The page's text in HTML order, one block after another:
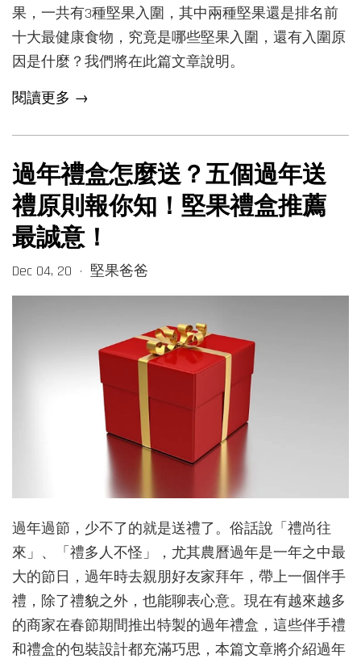
果，一共有3種堅果入圍，其中兩種堅果還是排名前
十大最健康食物，究竟是哪些堅果入圍，還有入圍原
因是什麼？我們將在此篇文章說明。
閱讀更多 →
過年禮盒怎麼送？五個過年送
禮原則報你知！堅果禮盒推薦
最誠意！
Dec 04, 20 • 堅果爸爸
過年過節，少不了的就是送禮了。俗話說「禮尚往
來」、「禮多人不怪」，尤其農曆過年是一年之中最
大的節日，過年時去親朋好友家拜年，帶上一個伴手
禮，除了禮貌之外，也能聊表心意。現在有越來越多
的商家在春節期間推出特製的過年禮盒，這些伴手禮
和禮盒的包裝設計都充滿巧思，本篇文章將介紹過年